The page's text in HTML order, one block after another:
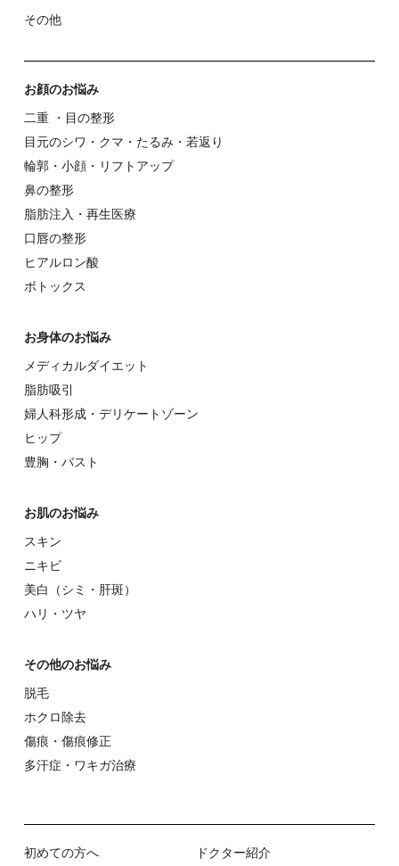
その他
お顔のお悩み
⼆重 ・⽬の整形
⽬元のシワ・クマ・たるみ・若返り
輪郭・⼩顔・リフトアップ
⿐の整形
脂肪注入・再生医療
⼝唇の整形
ヒアルロン酸
ボトックス
お⾝体のお悩み
メディカルダイエット
脂肪吸引
婦⼈科形成・デリケートゾーン
ヒップ
豊胸・バスト
お肌のお悩み
スキン
ニキビ
美⽩（シミ・肝斑）
ハリ・ツヤ
その他のお悩み
脱⽑
ホクロ除去
傷痕・傷痕修正
多汗症・ワキガ治療
初めての⽅へ
ドクター紹介